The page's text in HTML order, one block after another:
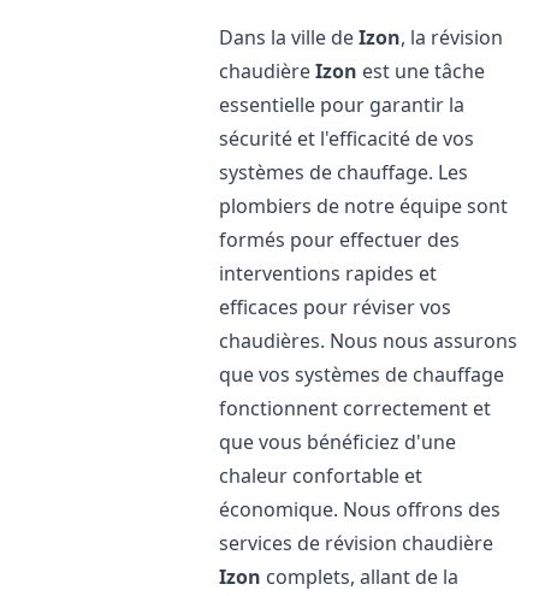
Dans la ville deIzon, la révision
chaudièreIzon est une tâche
essentielle pour garantir la
sécurité et l'efficacité de vos
systèmes de chauffage. Les
plombiers de notre équipe sont
formés pour effectuer des
interventions rapides et
efficaces pour réviser vos
chaudières. Nous nous assurons
que vos systèmes de chauffage
fonctionnent correctement et
que vous bénéficiez d'une
chaleur confortable et
économique. Nous offrons des
services de révision chaudière
Izon complets, allant de la